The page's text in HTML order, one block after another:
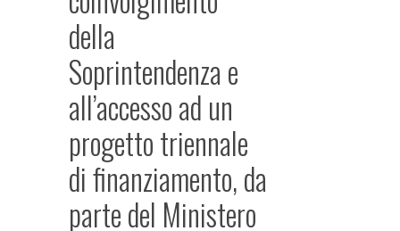
della
Soprintendenza e
all’accesso ad un
progetto triennale
di finanziamento, da
parte del Ministero